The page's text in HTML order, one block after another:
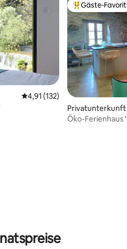
279 Bewertungen
Durchschnittliche Bewertung:
4,91 (132)
Beliebter
Gäste-Favorit
Privatunterkunft
Öko-Ferienhaus